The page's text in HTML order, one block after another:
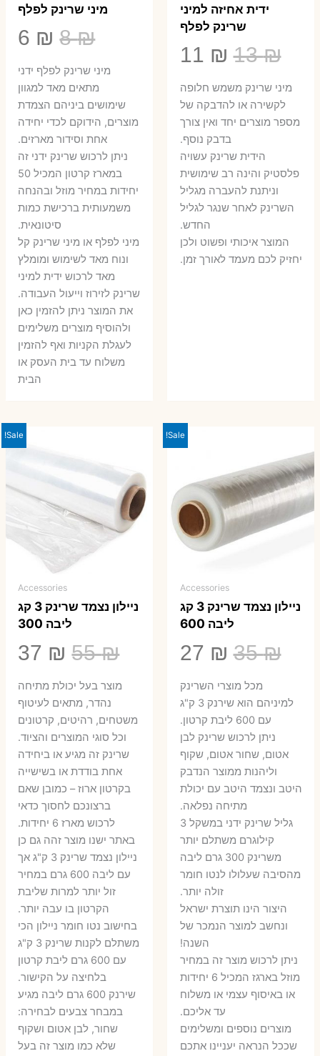
ידית אחיזה למיני
שרינק לפלף
13₪
המחיר
המקורי
היה:
13 ₪.
11 ₪
הוא:
​מיני שרינק משמש חלופה
לקשירה או להדבקה של
מספר מוצרים יחד ואין צורך
בדבק נוסף.
הידית שרינק עשויה
פלסטיק והינה רב שימושית
וניתנת להעברה מגליל
השרינק לאחר שנגר לגליל
החדש.
המוצר איכותי ופשוט ולכן
יחזיק לכם מעמד לאורך זמן.
מיני שרינק לפלף
8₪
היה:
8 ₪.
6 ₪
6 ₪.
מיני שרינק לפלף ידני
מתאים מאד למגוון
שימושים ביניהם הצמדת
מוצרים, הידוקם לכדי יחידה
אחת וסידור מארזים.
ניתן לרכוש שרינק ידני זה
במארז קרטון המכיל 50
יחידות במחיר מוזל ובהנחה
משמעותית ברכישת כמות
סיטונאית.
מיני לפלף או מיני שרינק קל
ונוח מאד לשימוש ומומלץ
מאד לרכוש ידית למיני
שרינק לזירוז וייעול העבודה.
את המוצר ניתן להזמין כאן
ולהוסיף מוצרים משלימים
לעגלת הקניות ואף להזמין
משלוח עד בית העסק או
הבית
Sale!
Accessories
ניילון נצמד שרינק 3 קג
ליבה 600
35₪
המחיר
המקורי
היה:
35 ₪.
27 ₪
הנוכחי
הוא:
מכל מוצרי השרינק
למיניהם הוא שירנק 3 ק"ג
עם 600 ליבת קרטון.
ניתן לרכוש שרינק לבן
אטום, שחור אטום, שקוף
וליהנות ממוצר הנדבק
היטב ונצמד היטב עם יכולת
מתיחה נפלאה.
גליל שרינק ידני במשקל 3
קילוגרם משתלם יותר
משרינק 300 גרם ליבה
מהסיבה שעלולו לנטו חומר
זולה יותר.
היצור הינו תוצרת ישראל
ונחשב למוצר הנמכר של
השנה!
ניתן לרכוש מוצר זה במחיר
מוזל בארגז המכיל 6 יחידות
או באיסוף עצמי או משלוח
עד אליכם.
מוצרים נוספים ומשלימים
שככל הנראה יעניינו אתכם
Sale!
Accessories
ניילון נצמד שרינק 3 קג
ליבה 300
55₪
המחיר
המקורי
היה:
55 ₪.
37 ₪
₪.
מוצר בעל יכולת מתיחה
נהדר, מתאים לעיטוף
משטחים, רהיטים, קרטונים
וכל סוגי המוצרים והציוד.
שרינק זה מגיע או ביחידה
אחת בודדת או בשישייה
בקרטון ארוז – כמובן שאם
ברצונכם לחסוך כדאי
לרכוש מארז 6 יחידות.
באתר ישנו מוצר זהה גם כן
ניילון נצמד שרינק 3 ק"ג אך
עם ליבה 600 גרם במחיר
זול יותר למרות שליבת
הקרטון בו עבה יותר.
בחישוב נטו חומר ניילון הכי
משתלם לקנות שרינק 3 ק"ג
עם 600 גרם ליבת קרטון
בלחיצה על הקישור.
שירנק 600 גרם ליבה מגיע
במבחר צבעים לבחירה:
שחור, לבן אטום ושקוף
שלא כמו מוצר זה בעל